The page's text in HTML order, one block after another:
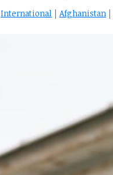
International Afghanistan